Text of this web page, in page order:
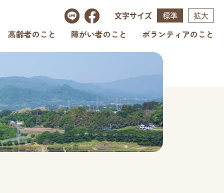
文字サイズ 標準 拡大
高齢者のこと 障がい者のこと ボランティアのこと